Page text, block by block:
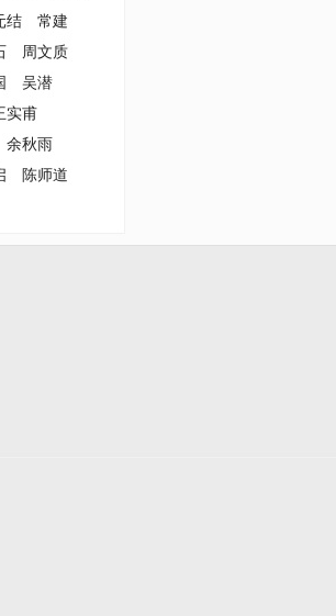
结
常建
周文质
吴潜
实甫
余秋雨
陈师道